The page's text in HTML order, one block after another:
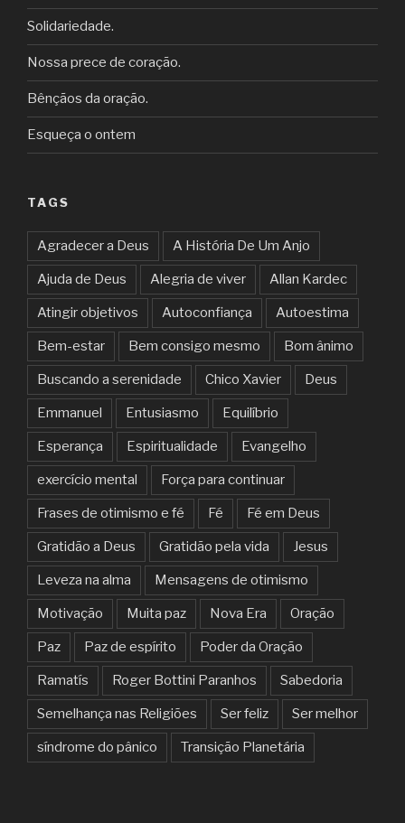
Solidariedade.
Nossa prece de coração.
Bênçãos da oração.
Esqueça o ontem
TAGS
Agradecer a Deus A História De Um Anjo
Ajuda de Deus Alegria de viver Allan Kardec
Atingir objetivos Autoconfiança Autoestima
Bem-estar Bem consigo mesmo Bom ânimo
Buscando a serenidade Chico Xavier Deus
Emmanuel Entusiasmo Equilíbrio
Esperança Espiritualidade Evangelho
exercício mental Força para continuar
Frases de otimismo e fé Fé Fé em Deus
Gratidão a Deus Gratidão pela vida Jesus
Leveza na alma Mensagens de otimismo
Motivação Muita paz Nova Era Oração
Paz Paz de espírito Poder da Oração
Ramatís Roger Bottini Paranhos Sabedoria
Semelhança nas Religiões Ser feliz Ser melhor
síndrome do pânico Transição Planetária